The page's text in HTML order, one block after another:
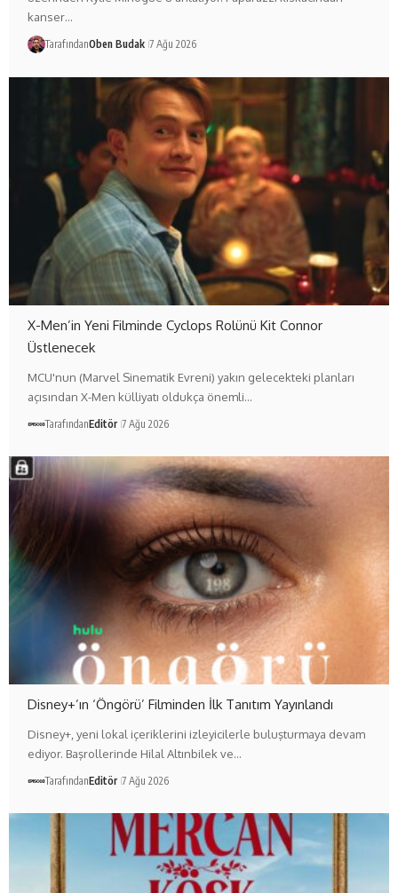
kanser…
TarafındanOben Budak 7 Ağu 2026
X-Men’in Yeni Filminde Cyclops Rolünü Kit Connor
Üstlenecek
MCU'nun (Marvel Sinematik Evreni) yakın gelecekteki planları
açısından X-Men külliyatı oldukça önemli…
TarafındanEditör 7 Ağu 2026
Disney+’ın ‘Öngörü’ Filminden İlk Tanıtım Yayınlandı
Disney+, yeni lokal içeriklerini izleyicilerle buluşturmaya devam
ediyor. Başrollerinde Hilal Altınbilek ve…
TarafındanEditör 7 Ağu 2026